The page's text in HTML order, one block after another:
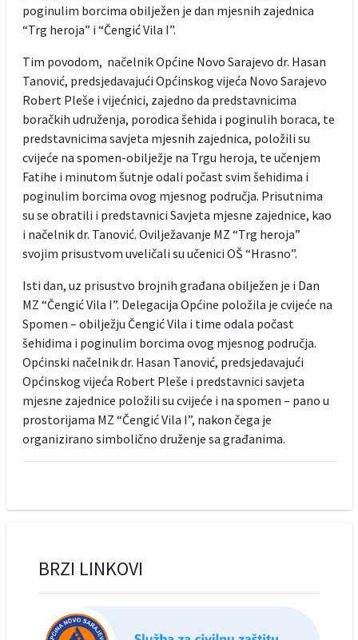
poginulim borcima obilježen je dan mjesnih zajednica
“Trg heroja” i “Čengić Vila I”.
Tim povodom, načelnik Općine Novo Sarajevo dr. Hasan
Tanović, predsjedavajući Općinskog vijeća Novo Sarajevo
Robert Pleše i vijećnici, zajedno da predstavnicima
boračkih udruženja, porodica šehida i poginulih boraca, te
predstavnicima savjeta mjesnih zajednica, položili su
cvijeće na spomen-obilježje na Trgu heroja, te učenjem
Fatihe i minutom šutnje odali počast svim šehidima i
poginulim borcima ovog mjesnog područja. Prisutnima
su se obratili i predstavnici Savjeta mjesne zajednice, kao
i načelnik dr. Tanović. Ovilježavanje MZ “Trg heroja”
svojim prisustvom uveličali su učenici OŠ “Hrasno”.
Isti dan, uz prisustvo brojnih građana obilježen je i Dan
MZ “Čengić Vila I”. Delegacija Općine položila je cvijeće na
Spomen – obilježju Čengić Vila i time odala počast
šehidima i poginulim borcima ovog mjesnog područja.
Općinski načelnik dr. Hasan Tanović, predsjedavajući
Općinskog vijeća Robert Pleše i predstavnici savjeta
mjesne zajednice položili su cvijeće i na spomen – pano u
prostorijama MZ “Čengić Vila I”, nakon čega je
organizirano simbolično druženje sa građanima.
BRZI LINKOVI